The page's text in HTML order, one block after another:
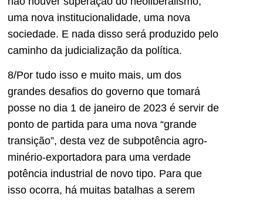
uma nova institucionalidade, uma nova
sociedade. E nada disso será produzido pelo
caminho da judicialização da política.
8/Por tudo isso e muito mais, um dos
grandes desafios do governo que tomará
posse no dia 1 de janeiro de 2023 é servir de
ponto de partida para uma nova “grande
transição”, desta vez de subpotência agro-
minério-exportadora para uma verdade
potência industrial de novo tipo. Para que
isso ocorra, há muitas batalhas a serem